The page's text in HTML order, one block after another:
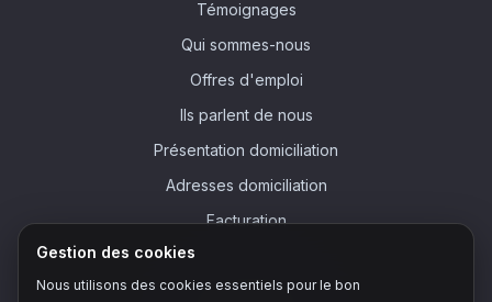
Gestion des cookies
Nous utilisons des cookies essentiels pour le bon
Témoignages
Qui sommes-nous
Offres d'emploi
Ils parlent de nous
Présentation domiciliation
Adresses domiciliation
Facturation
NOUS CONTACTER